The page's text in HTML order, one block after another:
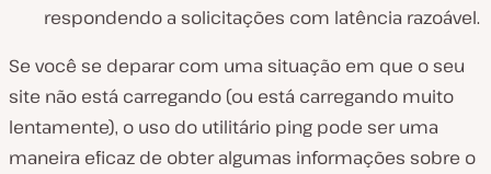
respondendo a solicitações com latência razoável.
Se você se deparar com uma situação em que o seu
site não está carregando (ou está carregando muito
lentamente), o uso do utilitário ping pode ser uma
maneira eficaz de obter algumas informações sobre o